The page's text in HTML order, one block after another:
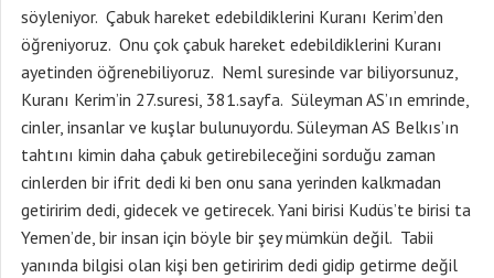
söyleniyor. Çabuk hareket edebildiklerini Kuranı Kerim’den
öğreniyoruz. Onu çok çabuk hareket edebildiklerini Kuranı
ayetinden öğrenebiliyoruz. Neml suresinde var biliyorsunuz,
Kuranı Kerim’in 27.suresi, 381.sayfa. Süleyman AS’ın emrinde,
cinler, insanlar ve kuşlar bulunuyordu. Süleyman AS Belkıs’ın
tahtını kimin daha çabuk getirebileceğini sorduğu zaman
cinlerden bir ifrit dedi ki ben onu sana yerinden kalkmadan
getiririm dedi, gidecek ve getirecek. Yani birisi Kudüs’te birisi ta
Yemen’de, bir insan için böyle bir şey mümkün değil. Tabii
yanında bilgisi olan kişi ben getiririm dedi gidip getirme değil